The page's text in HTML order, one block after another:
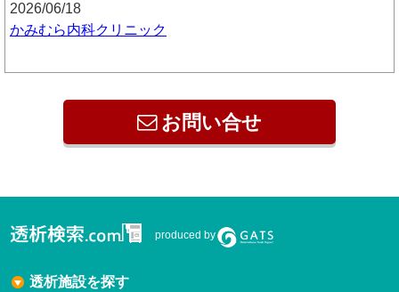
2026/06/18
かみむら内科クリニック
お問い合せ
produced by
透析施設を探す